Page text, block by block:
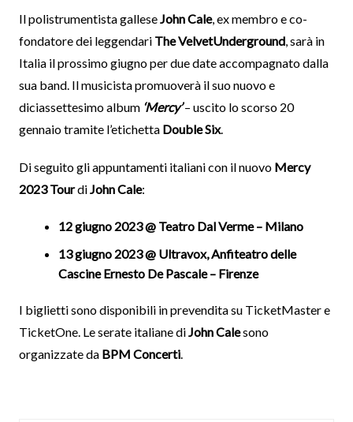
Il polistrumentista galleseJohn Cale, ex membro e co-
fondatore dei leggendariThe VelvetUnderground, sarà in
Italia il prossimo giugno per due date accompagnato dalla
sua band. Il musicista promuoverà il suo nuovo e
diciassettesimo album ‘Mercy’– uscito lo scorso 20
gennaio tramite l’etichetta Double Six.
Di seguito gli appuntamenti italiani con il nuovo Mercy
2023 TourdiJohn Cale:
12 giugno 2023 @ Teatro Dal Verme – Milano
13 giugno 2023 @ Ultravox, Anfiteatro delle
Cascine Ernesto De Pascale – Firenze
I biglietti sono disponibili in prevendita su TicketMaster e
TicketOne. Le serate italiane diJohn Calesono
organizzate da BPM Concerti.